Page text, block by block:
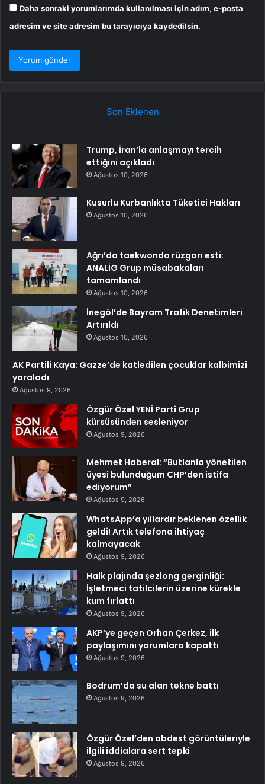
Daha sonraki yorumlarımda kullanılması için adım, e-posta
adresim ve site adresim bu tarayıcıya kaydedilsin.
Son Eklenen
Trump, İran’la anlaşmayı tercih
ettiğini açıkladı
Ağustos 10, 2026
Kusurlu Kurbanlıkta Tüketici Hakları
Ağustos 10, 2026
Ağrı’da taekwondo rüzgarı esti:
ANALİG Grup müsabakaları
tamamlandı
Ağustos 10, 2026
İnegöl’de Bayram Trafik Denetimleri
Artırıldı
Ağustos 10, 2026
AK Partili Kaya: Gazze’de katledilen çocuklar kalbimizi
yaraladı
Ağustos 9, 2026
Özgür Özel YENİ Parti Grup
kürsüsünden sesleniyor
Ağustos 9, 2026
Mehmet Haberal: “Butlanla yönetilen
üyesi bulunduğum CHP’den istifa
ediyorum”
Ağustos 9, 2026
WhatsApp’a yıllardır beklenen özellik
geldi! Artık telefona ihtiyaç
kalmayacak
Ağustos 9, 2026
Halk plajında şezlong gerginliği:
İşletmeci tatilcilerin üzerine kürekle
kum fırlattı
Ağustos 9, 2026
AKP’ye geçen Orhan Çerkez, ilk
paylaşımını yorumlara kapattı
Ağustos 9, 2026
Bodrum’da su alan tekne battı
Ağustos 9, 2026
Özgür Özel’den abdest görüntüleriyle
ilgili iddialara sert tepki
Ağustos 9, 2026